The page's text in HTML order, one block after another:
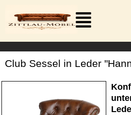
Inhalt
springen
Club Sessel in Leder